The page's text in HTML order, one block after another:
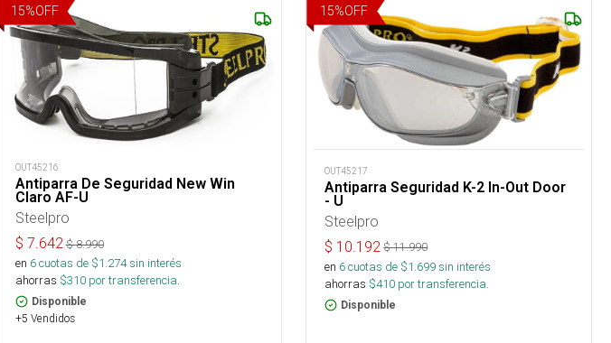
15%OFF
OUT45216
Antiparra De Seguridad New Win
Claro AF-U
Steelpro
$ 7.642 $8.990
en 6cuotas de $1.274sin interés
ahorras $310por transferencia.
Disponible
+5 Vendidos
15%OFF
OUT45217
Antiparra Seguridad K-2 In-Out Door
- U
Steelpro
$ 10.192 $11.990
en 6cuotas de $1.699sin interés
ahorras $410 por transferencia.
Disponible